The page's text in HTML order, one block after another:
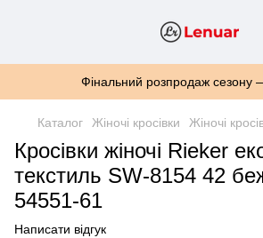
Фінальний розпродаж сезону
Каталог Жіночі кросівки Жіночі
Кросівки жіночі Rieker
текстиль SW-8154 42
54551-61
Написати відгук